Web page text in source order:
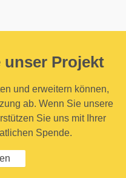
unser Projekt
und erweitern können,
ab. Wenn Sie unsere
Sie uns mit Ihrer
Spende.